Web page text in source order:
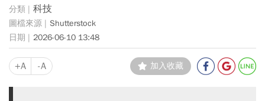
科技
Shutterstock
2026-06-10 13:48
+A -A 加入收藏